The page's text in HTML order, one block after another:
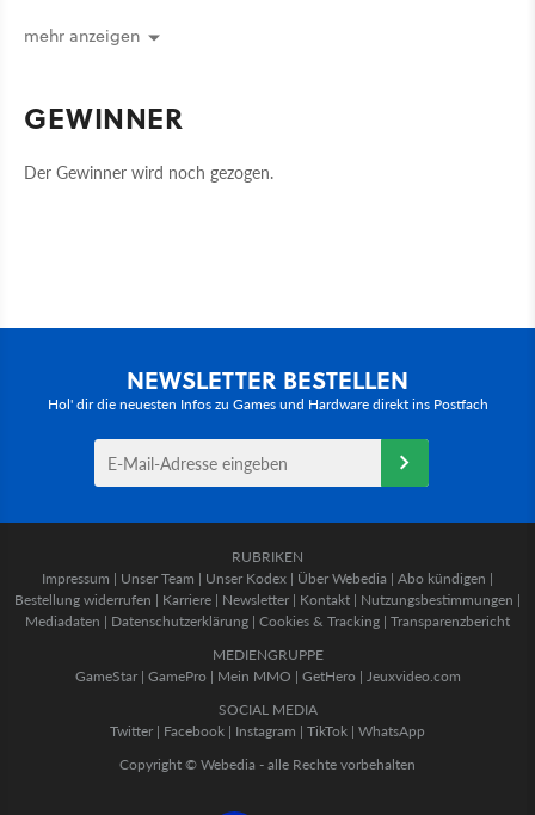
mehr anzeigen
GEWINNER
Der Gewinner wird noch gezogen.
NEWSLETTER BESTELLEN
Hol' dir die neuesten Infos zu Games und Hardware direkt ins Postfach
RUBRIKEN
Impressum | Unser Team | Unser Kodex | Über Webedia | Abo kündigen |
Bestellung widerrufen | Karriere | Newsletter | Kontakt | Nutzungsbestimmungen |
Mediadaten | Datenschutzerklärung | Cookies & Tracking | Transparenzbericht
MEDIENGRUPPE
GameStar| GamePro | Mein MMO | GetHero | Jeuxvideo.com
SOCIAL MEDIA
Twitter | Facebook | Instagram | TikTok | WhatsApp
Copyright © Webedia - alle Rechte vorbehalten